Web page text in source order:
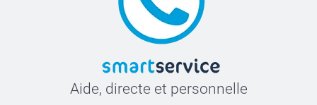
Aide, directe et personnelle